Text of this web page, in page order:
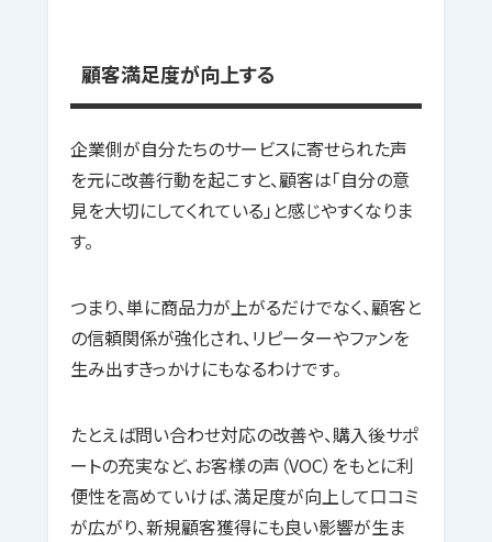
顧客満足度が向上する
企業側が自分たちのサービスに寄せられた声
を元に改善行動を起こすと、顧客は「自分の意
見を大切にしてくれている」と感じやすくなりま
す。
つまり、単に商品力が上がるだけでなく、顧客と
の信頼関係が強化され、リピーターやファンを
生み出すきっかけにもなるわけです。
たとえば問い合わせ対応の改善や、購入後サポ
ートの充実など、お客様の声（VOC）をもとに利
便性を高めていけば、満足度が向上して口コミ
が広がり、新規顧客獲得にも良い影響が生ま